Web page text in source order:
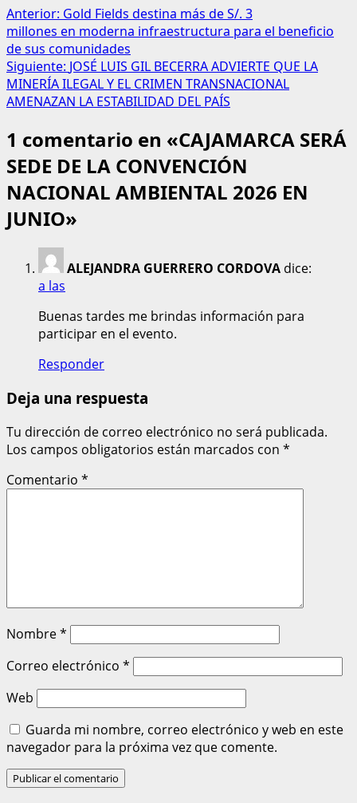
Anterior: Gold Fields destina más de S/. 3
millones en moderna infraestructura para el beneficio
de sus comunidades
Siguiente: JOSÉ LUIS GIL BECERRA ADVIERTE QUE LA
MINERÍA ILEGAL Y EL CRIMEN TRANSNACIONAL
AMENAZAN LA ESTABILIDAD DEL PAÍS
1 comentario en «CAJAMARCA SERÁ
SEDE DE LA CONVENCIÓN
NACIONAL AMBIENTAL 2026 EN
JUNIO»
ALEJANDRA GUERRERO CORDOVA dice:
a las
Buenas tardes me brindas información para
participar en el evento.
Responder
Deja una respuesta
Tu dirección de correo electrónico no será publicada.
Los campos obligatorios están marcados con *
Comentario *
Nombre*
Correo electrónico *
Web
Guarda mi nombre, correo electrónico y web en este
navegador para la próxima vez que comente.